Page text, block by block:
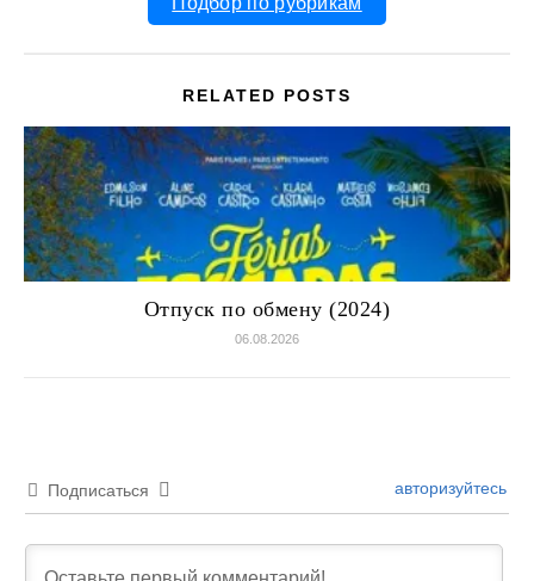
RELATED POSTS
Отпуск по обмену (2024)
06.08.2026
Подписаться авторизуйтесь